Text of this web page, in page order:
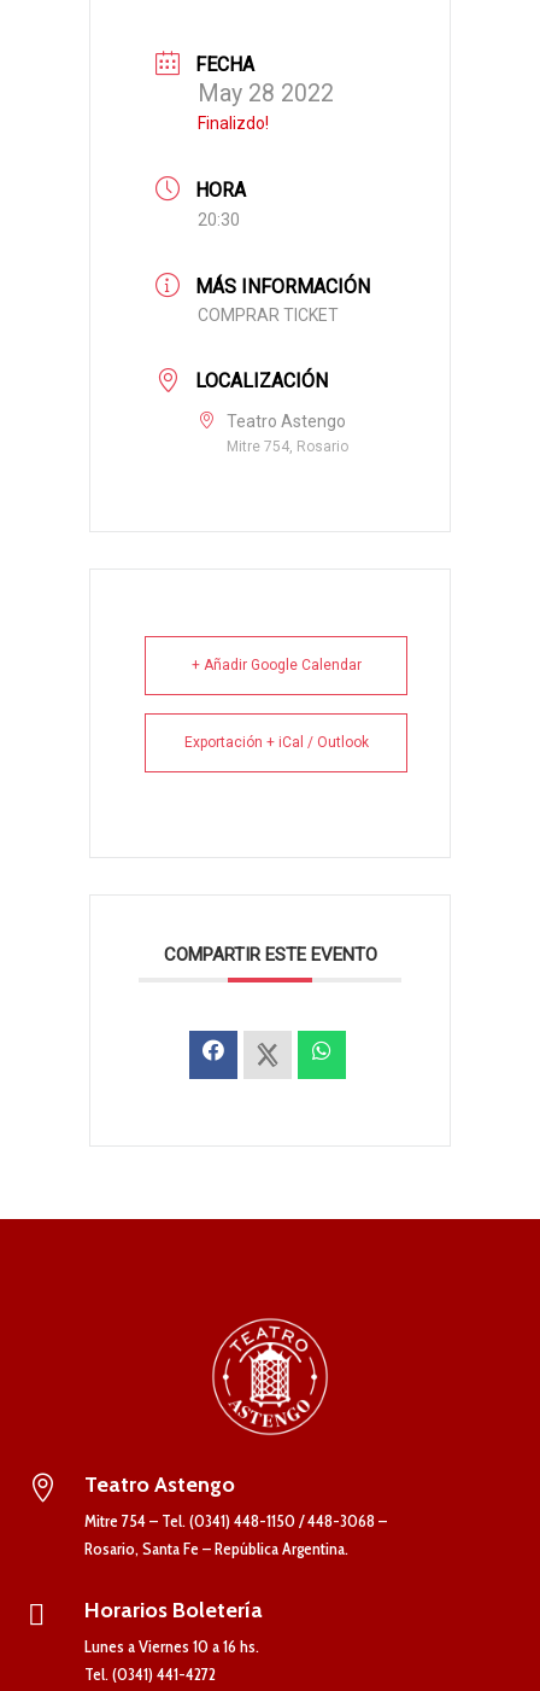
FECHA
May 28 2022
Finalizdo!
HORA
20:30
MÁS INFORMACIÓN
COMPRAR TICKET
LOCALIZACIÓN
Teatro Astengo
Mitre 754, Rosario
+ Añadir Google Calendar
Exportación + iCal / Outlook
COMPARTIR ESTE EVENTO
 Teatro Astengo
Mitre 754 – Tel. (0341) 448-1150 / 448-3068 –
Rosario, Santa Fe – República Argentina.
 Horarios Boletería
Lunes a Viernes 10 a 16 hs.
Tel. (0341) 441-4272